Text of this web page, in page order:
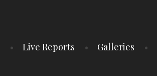
Live Reports Galleries